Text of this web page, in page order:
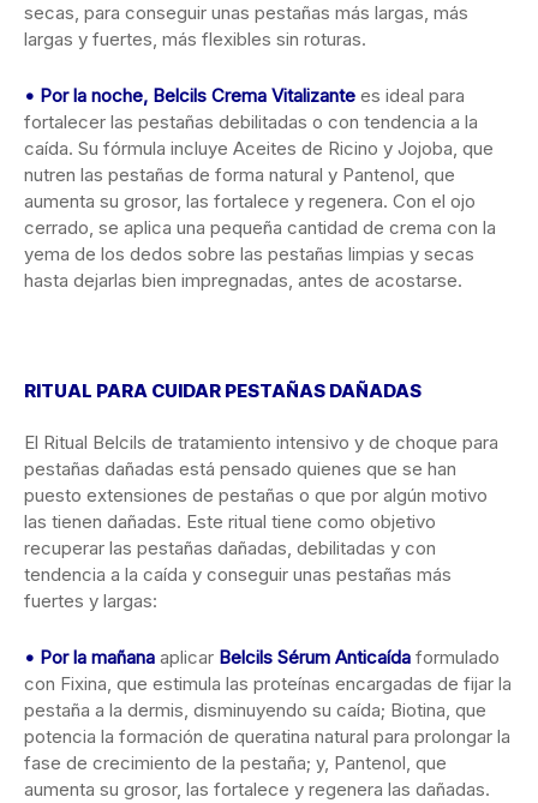
secas, para conseguir unas pestañas más largas, más
largas y fuertes, más flexibles sin roturas.
• Por la noche, Belcils Crema Vitalizante es ideal para
fortalecer las pestañas debilitadas o con tendencia a la
caída. Su fórmula incluye Aceites de Ricino y Jojoba, que
nutren las pestañas de forma natural y Pantenol, que
aumenta su grosor, las fortalece y regenera. Con el ojo
cerrado, se aplica una pequeña cantidad de crema con la
yema de los dedos sobre las pestañas limpias y secas
hasta dejarlas bien impregnadas, antes de acostarse.
RITUAL PARA CUIDAR PESTAÑAS DAÑADAS
El Ritual Belcils de tratamiento intensivo y de choque para
pestañas dañadas está pensado quienes que se han
puesto extensiones de pestañas o que por algún motivo
las tienen dañadas. Este ritual tiene como objetivo
recuperar las pestañas dañadas, debilitadas y con
tendencia a la caída y conseguir unas pestañas más
fuertes y largas:
• Por la mañana aplicar Belcils Sérum Anticaída formulado
con Fixina, que estimula las proteínas encargadas de fijar la
pestaña a la dermis, disminuyendo su caída; Biotina, que
potencia la formación de queratina natural para prolongar la
fase de crecimiento de la pestaña; y, Pantenol, que
aumenta su grosor, las fortalece y regenera las dañadas.